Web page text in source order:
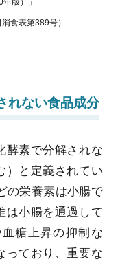
食表第389号）
れない食品成分
酵素で分解されな
）と定義されてい
の栄養素は小腸で
は小腸を通過して
糖上昇の抑制な
っており、重要な